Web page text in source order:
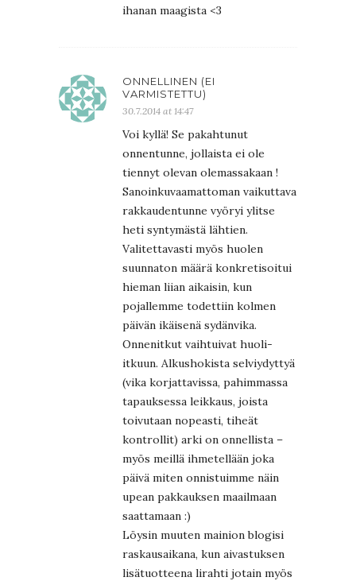
ihanan maagista <3
ONNELLINEN (EI
VARMISTETTU)
30.7.2014 at 14:47
Voi kyllä! Se pakahtunut
onnentunne, jollaista ei ole
tiennyt olevan olemassakaan !
Sanoinkuvaamattoman vaikuttava
rakkaudentunne vyöryi ylitse
heti syntymästä lähtien.
Valitettavasti myös huolen
suunnaton määrä konkretisoitui
hieman liian aikaisin, kun
pojallemme todettiin kolmen
päivän ikäisenä sydänvika.
Onnenitkut vaihtuivat huoli-
itkuun. Alkushokista selviydyttyä
(vika korjattavissa, pahimmassa
tapauksessa leikkaus, joista
toivutaan nopeasti, tiheät
kontrollit) arki on onnellista –
myös meillä ihmetellään joka
päivä miten onnistuimme näin
upean pakkauksen maailmaan
saattamaan :)
Löysin muuten mainion blogisi
raskausaikana, kun aivastuksen
lisätuotteena lirahti jotain myös